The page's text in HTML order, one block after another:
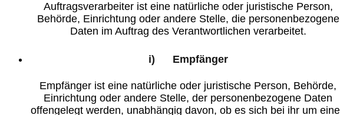
Auftragsverarbeiter ist eine natürliche oder juristische Person,
Behörde, Einrichtung oder andere Stelle, die personenbezogene
Daten im Auftrag des Verantwortlichen verarbeitet.
i) Empfänger
Empfänger ist eine natürliche oder juristische Person, Behörde,
Einrichtung oder andere Stelle, der personenbezogene Daten
offengelegt werden, unabhängig davon, ob es sich bei ihr um